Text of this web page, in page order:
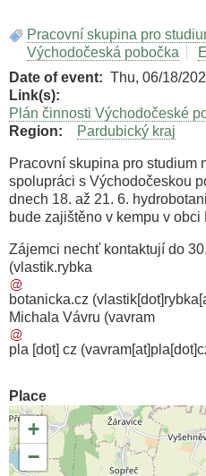
Pracovní skupina pro
Východočeská pobočka
Date of event
Thu, 06/18/
Link(s)
Plán činnosti Východočeské
Region
Pardubický kraj
Pracovní skupina pro studium
spolupráci s Východočeskou
dnech 18. až 21. 6.
bude zajištěno v kempu v obci
Zájemci nechť kontaktují do
(vlastik.rybka
botanicka.cz
Michala Vávru (vavram
pla [dot] cz
Place
+
−